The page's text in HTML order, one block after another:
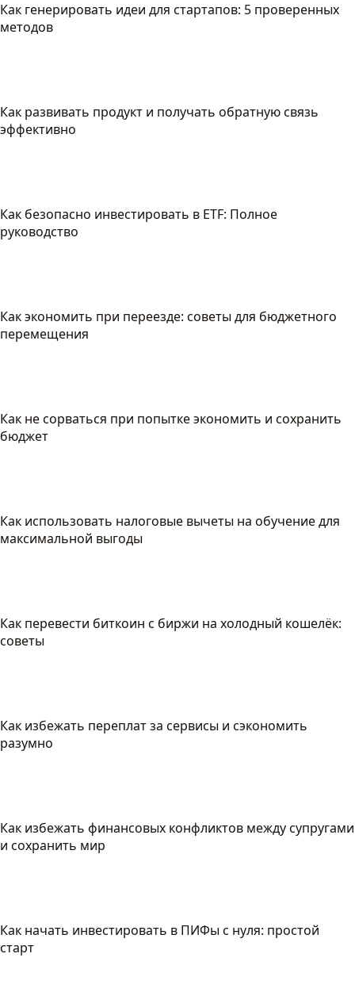
Как генерировать идеи для стартапов: 5 проверенных
методов
Как развивать продукт и получать обратную связь
эффективно
Как безопасно инвестировать в ETF: Полное
руководство
Как экономить при переезде: советы для бюджетного
перемещения
Как не сорваться при попытке экономить и сохранить
бюджет
Как использовать налоговые вычеты на обучение для
максимальной выгоды
Как перевести биткоин с биржи на холодный кошелёк:
советы
Как избежать переплат за сервисы и сэкономить
разумно
Как избежать финансовых конфликтов между супругами
и сохранить мир
Как начать инвестировать в ПИФы с нуля: простой
старт